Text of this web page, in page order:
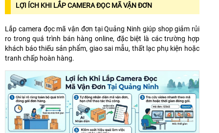
LỢI ÍCH KHI LẮP CAMERA ĐỌC MÃ VẬN ĐƠN
Lắp camera đọc mã vận đơn tại Quảng Ninh giúp shop giảm rủi
ro trong quá trình bán hàng online, đặc biệt là các trường hợp
khách báo thiếu sản phẩm, giao sai mẫu, thất lạc phụ kiện hoặc
tranh chấp hoàn hàng.